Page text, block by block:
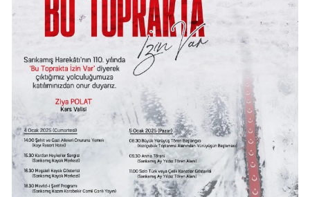
Tekirdağ
Trabzon
Tunceli
Şanlıurfa
Uşak
Van